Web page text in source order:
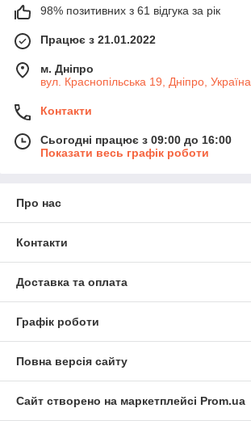
98% позитивних з 61 відгука за рік
Працює з 21.01.2022
м. Дніпро
вул. Краснопільська 19, Дніпро, Україна
Контакти
Сьогодні працює з 09:00 до 16:00
Показати весь графік роботи
Про нас
Контакти
Доставка та оплата
Графік роботи
Повна версія сайту
Сайт створено на маркетплейсі Prom.ua